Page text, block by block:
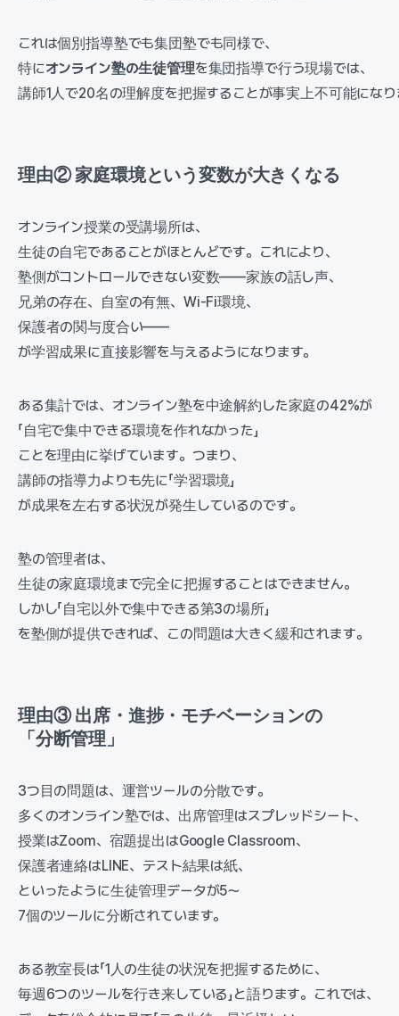
これは個別指導塾でも集団塾でも同様で、
特にオンライン塾の生徒管理を集団指導で行う現場では、
講師1人で20名の理解度を把握することが事実上不可能になり
理由② 家庭環境という変数が大きくなる
オンライン授業の受講場所は、
生徒の自宅であることがほとんどです。これにより、
塾側がコントロールできない変数——家族の話し声、
兄弟の存在、自室の有無、Wi-Fi環境、
保護者の関与度合い——
が学習成果に直接影響を与えるようになります。
ある集計では、オンライン塾を中途解約した家庭の42%が
「自宅で集中できる環境を作れなかった」
ことを理由に挙げています。つまり、
講師の指導力よりも先に「学習環境」
が成果を左右する状況が発生しているのです。
塾の管理者は、
生徒の家庭環境まで完全に把握することはできません。
しかし「自宅以外で集中できる第3の場所」
を塾側が提供できれば、この問題は大きく緩和されます。
理由③ 出席・進捗・モチベーションの
「分断管理」
3つ目の問題は、運営ツールの分散です。
多くのオンライン塾では、出席管理はスプレッドシート、
授業はZoom、宿題提出はGoogle Classroom、
保護者連絡はLINE、テスト結果は紙、
といったように生徒管理データが5〜
7個のツールに分断されています。
ある教室長は「1人の生徒の状況を把握するために、
毎週6つのツールを行き来している」と語ります。これでは、